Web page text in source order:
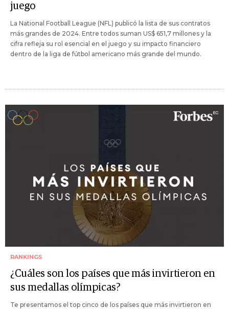
juego
La National Football League (NFL) publicó la lista de sus contratos
más grandes de 2024. Entre todos suman US$ 651,7 millones y la
cifra refleja su rol esencial en el juego y su impacto financiero
dentro de la liga de fútbol americano más grande del mundo.
RANKINGS
¿Cuáles son los países que más invirtieron en
sus medallas olímpicas?
Te presentamos el top cinco de los países que más invirtieron en